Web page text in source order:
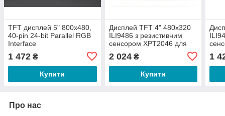
TFT дисплей 5" 800x480,
40-pin 24-bit Parallel RGB
Interface
1 472 ₴
Купити
Дисплей TFT 4" 480x320
ILI9486 з резистивним
сенсором XPT2046 для
Arduino UNO/Leonardo від
WaveShare
2 024₴
Купити
1
Про нас